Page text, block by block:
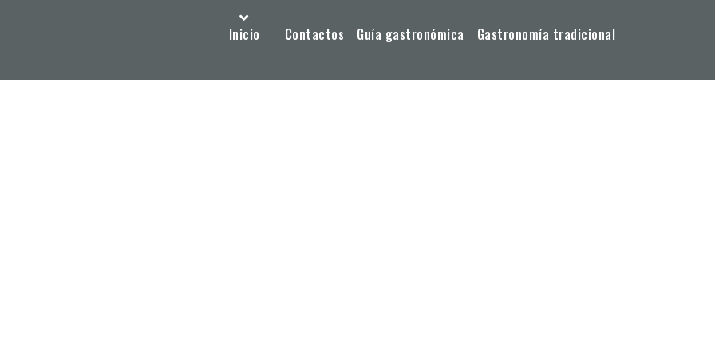
Inicio Contactos Guía gastronómica Gastronomía tradicional